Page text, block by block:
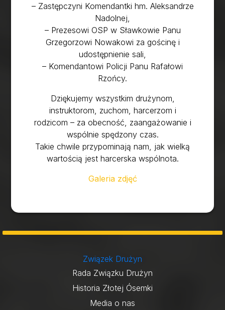
– Zastępczyni Komendantki hm. Aleksandrze
Nadolnej,
– Prezesowi OSP w Sławkowie Panu
Grzegorzowi Nowakowi za gościnę i
udostępnienie sali,
– Komendantowi Policji Panu Rafałowi
Rzońcy.
Dziękujemy wszystkim drużynom,
instruktorom, zuchom, harcerzom i
rodzicom – za obecność, zaangażowanie i
wspólnie spędzony czas.
Takie chwile przypominają nam, jak wielką
wartością jest harcerska wspólnota.
Galeria zdjęć
Związek Drużyn
Rada Związku Drużyn
Historia Złotej Ósemki
Media o nas